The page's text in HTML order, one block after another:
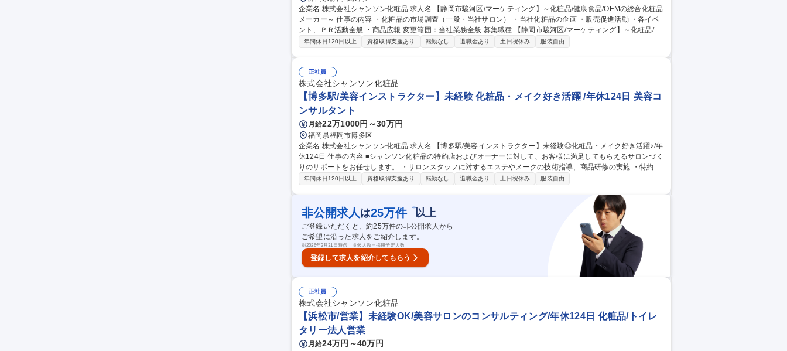
企業名 株式会社シャンソン化粧品 求人名 【静岡市駿河区/マーケティング】～化粧品/健康食品/OEMの総合化粧品
メーカー～ 仕事の内容 ・化粧品の市場調査（一般・当社サロン） ・当社化粧品の企画 ・販売促進活動 ・各イベ
ント、ＰＲ活動全般 ・商品広報 変更範囲：当社業務全般 募集職種 【静岡市駿河区/マーケティング】～化粧品/健
康食品/OEMの総合化粧品メーカー～
年間休日120日以上 資格取得支援あり 転勤なし 退職金あり 土日祝休み 服装自由
正社員
株式会社シャンソン化粧品
【博多駅/美容インストラクター】未経験 化粧品・メイク好き活躍 /年休124日 美容コ
ンサルタント
月給22万1000円～30万円
福岡県福岡市博多区
企業名 株式会社シャンソン化粧品 求人名 【博多駅/美容インストラクター】未経験◎化粧品・メイク好き活躍♪/年
休124日 仕事の内容 ■シャンソン化粧品の特約店およびオーナーに対して、お客様に満足してもらえるサロンづく
りのサポートをお任せします。 ・サロンスタッフに対するエステやメークの技術指導、商品研修の実施 ・特約店
およびお客様に対するセミナーの実施 ・イベント企画：メイクアップコンテストの企画･開催や各店舗のフェア
から接客作法までしっ かりと学べる研修が充実。本社敷地内に工場を構え、安全性を追求した製 品を扱っている
為、自信を持ってお客様に向き合えます。 募集職種 【博多駅/美容インストラクター】未経験◎化粧品・メイク好
き活躍♪/年休124日
年間休日120日以上 資格取得支援あり 転勤なし 退職金あり 土日祝休み 服装自由
非公開求人 は25万件 ※以上
ご登録いただくと、約25万件の非公開求人から
ご希望に沿った求人をご紹介します。
※2026年3月31日時点 ※求人数＝採用予定人数
登録して求人を紹介してもらう
正社員
株式会社シャンソン化粧品
【浜松市/営業】未経験OK/美容サロンのコンサルティング/年休124日 化粧品/トイレ
タリー法人営業
月給24万円～40万円